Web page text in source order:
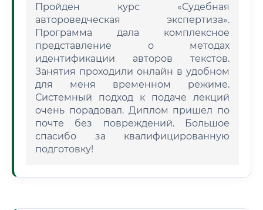
Пройден курс «Судебная
автороведческая экспертиза».
Программа дала комплексное
представление о методах
идентификации авторов текстов.
Занятия проходили онлайн в удобном
для меня временном режиме.
Системный подход к подаче лекций
очень порадовал. Диплом пришел по
почте без повреждений. Большое
спасибо за квалифицированную
подготовку!